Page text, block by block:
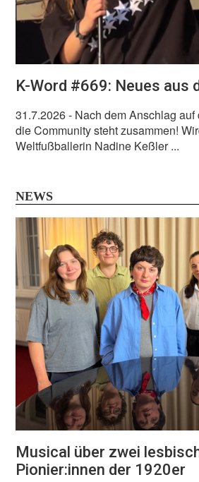
K-Word #669: Neues aus
31.7.2026- Nach dem Anschlag
die Community steht zusammen!
Weltfußballerin Nadine Keßler ...
NEWS
Musical über zwei
Pionier:innen der 1920er